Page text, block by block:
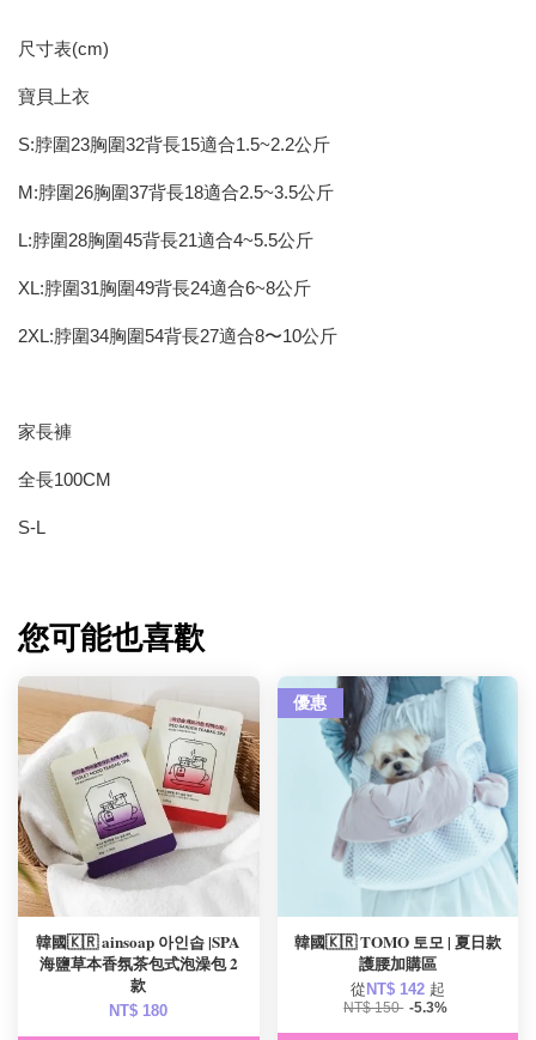
尺寸表(cm)
寶貝上衣
S:脖圍23胸圍32背長15適合1.5~2.2公斤
M:脖圍26胸圍37背長18適合2.5~3.5公斤
L:脖圍28胸圍45背長21適合4~5.5公斤
XL:脖圍31胸圍49背長24適合6~8公斤
2XL:脖圍34胸圍54背長27適合8〜10公斤
家長褲
全長100CM
S-L
您可能也喜歡
韓國🇰🇷 ainsoap 아인솝 |SPA
海鹽草本香氛茶包式泡澡包 2
款
NT$ 180
優惠
韓國🇰🇷 TOMO 토모 | 夏日款
護腰加購區
從 NT$ 142 起
NT$ 150 -5.3%